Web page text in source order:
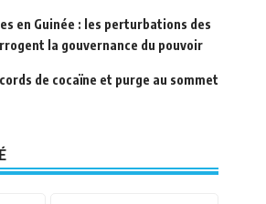
en Guinée : les perturbations des
la gouvernance du pouvoir
de cocaïne et purge au sommet